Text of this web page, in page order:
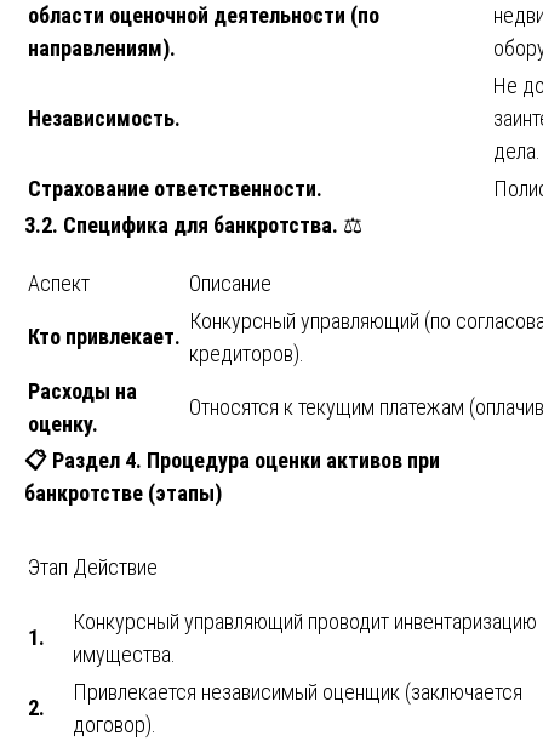
области оценочной деятельности (по
направлениям).
Независимость.
Не
дела.
Страхование ответственности.
3.2. Специфика для банкротства. ⚖️
Аспект Описание
Кто привлекает.
Конкурсный управляющий (по
кредиторов).
Расходы на
оценку.
Относятся к текущим платежам
📋 Раздел 4. Процедура оценки активов при
банкротстве (этапы)
Этап Действие
1.
Конкурсный управляющий проводит инвентаризацию
имущества.
2.
Привлекается независимый оценщик (заключается
договор).